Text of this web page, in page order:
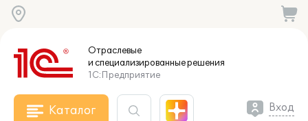
Отраслевые
и специализированныерешения
1С:Предприятие
Каталог Вход